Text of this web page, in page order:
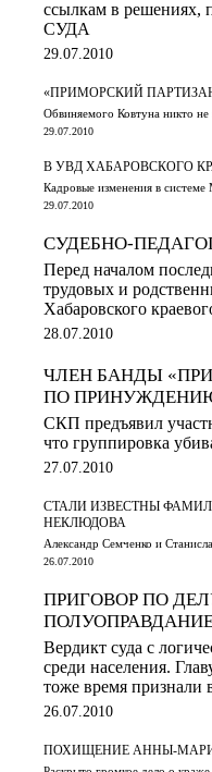
ссылкам в
СУДА
29.07.2010
«ПРИМОРСКИЙ
Обвиняемого Ковтуна никто не
29.07.2010
В УВД ХАБАРОВСКОГО
Кадровые изменения в
29.07.2010
СУДЕБНО-
Перед началом
трудовых и
Хабаровского
28.07.2010
ЧЛЕН БАНДЫ
ПО
СКП предъявил
что группировка
27.07.2010
СТАЛИ ИЗВЕСТНЫ
НЕКЛЮДОВА
Александр Семченко и
26.07.2010
ПРИГОВОР ПО
Вердикт суда с
среди населения.
тоже время
26.07.2010
ПОХИЩЕНИЕ АННЫ-